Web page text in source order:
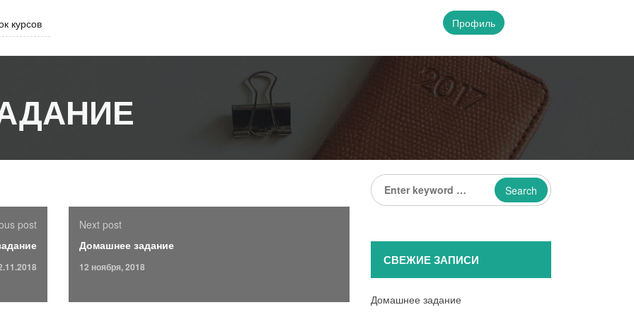
курсов Профиль
post
Next post
Домашнее задание
12 ноября, 2018
Enter
keyword
СВЕЖИЕ ЗАПИСИ
Домашнее задание